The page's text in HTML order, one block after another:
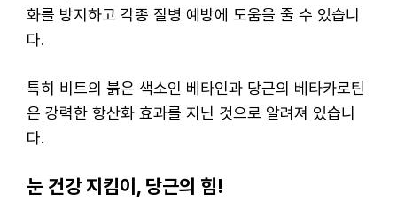
화를 방지하고 각종 질병 예방에 도움을 줄 수 있습니
다.
특히 비트의 붉은 색소인 베타인과 당근의 베타카로틴
은 강력한 항산화 효과를 지닌 것으로 알려져 있습니
다.
눈 건강 지킴이, 당근의 힘!